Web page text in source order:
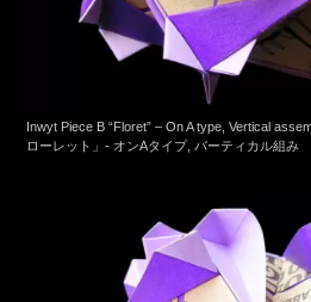
Inwyt Piece B “Floret” – On A type, Vertical
ローレット」- オンAタイプ, バーティカル組み